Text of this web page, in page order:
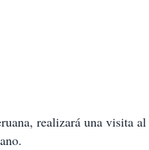
realizará una visita al